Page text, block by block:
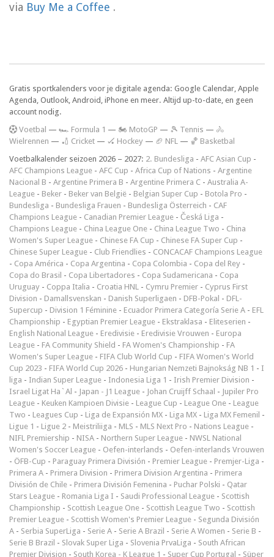
via Buy Me a Coffee .
Gratis sportkalenders voor je digitale agenda: Google Calendar, Apple
Agenda, Outlook, Android, iPhone en meer. Altijd up-to-date, en geen
account nodig.
Voetbal — 🏎️ Formula 1 — 🏍 MotoGP — 🎾 Tennis — 🚴
Wielrennen — 🏏 Cricket — 🏑 Hockey — 🏈 NFL — 🏀 Basketbal
Voetbalkalender seizoen 2026 – 2027: 2. Bundesliga - AFC Asian Cup -
AFC Champions League - AFC Cup - Africa Cup of Nations - Argentine
Nacional B - Argentine Primera B - Argentine Primera C - Australia A-
League - Beker - Beker van België - Belgian Super Cup - Botola Pro -
Bundesliga - Bundesliga Frauen - Bundesliga Österreich - CAF
Champions League - Canadian Premier League - Česká Liga -
Champions League - China League One - China League Two - China
Women's Super League - Chinese FA Cup - Chinese FA Super Cup -
Chinese Super League - Club Friendlies - CONCACAF Champions League
- Copa América - Copa Argentina - Copa Colombia - Copa del Rey -
Copa do Brasil - Copa Libertadores - Copa Sudamericana - Copa
Uruguay - Coppa Italia - Croatia HNL - Cymru Premier - Cyprus First
Division - Damallsvenskan - Danish Superligaen - DFB-Pokal - DFL-
Supercup - Division 1 Féminine - Ecuador Primera Categoría Serie A - EFL
Championship - Egyptian Premier League - Ekstraklasa - Eliteserien -
English National League - Eredivisie - Eredivisie Vrouwen - Europa
League - FA Community Shield - FA Women's Championship - FA
Women's Super League - FIFA Club World Cup - FIFA Women's World
Cup 2023 - FIFA World Cup 2026 - Hungarian Nemzeti Bajnokság NB 1 - I
liga - Indian Super League - Indonesia Liga 1 - Irish Premier Division -
Israel Ligat Ha`Al - Japan - J1 League - Johan Cruijff Schaal - Jupiler Pro
League - Keuken Kampioen Divisie - League Cup - League One - League
Two - Leagues Cup - Liga de Expansión MX - Liga MX - Liga MX Femenil -
Ligue 1 - Ligue 2 - Meistriliiga - MLS - MLS Next Pro - Nations League -
NIFL Premiership - NISA - Northern Super League - NWSL National
Women's Soccer League - Oefen-interlands - Oefen-interlands Vrouwen
- ÖFB-Cup - Paraguay Primera División - Premier League - Premjer-Liga -
Primera A - Primera Division - Primera Division Argentina - Primera
División de Chile - Primera División Femenina - Puchar Polski - Qatar
Stars League - Romania Liga I - Saudi Professional League - Scottish
Championship - Scottish League One - Scottish League Two - Scottish
Premier League - Scottish Women's Premier League - Segunda División
A - Serbia SuperLiga - Serie A - Serie A Brazil - Serie A Women - Serie B -
Serie B Brazil - Slovak Super Liga - Slovenia PrvaLiga - South African
Premier Division - South Korea - K League 1 - Super Cup Portugal - Süper